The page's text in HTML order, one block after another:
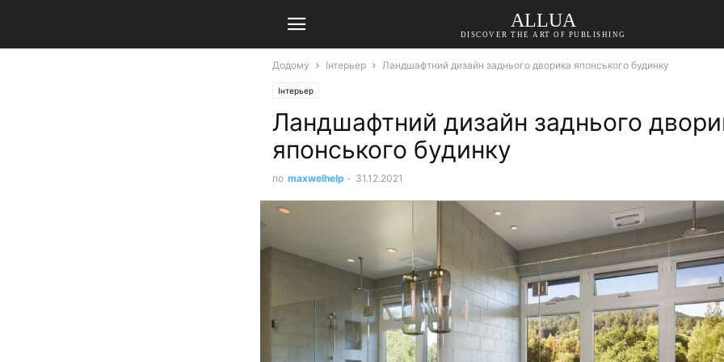
ALLUA
DISCOVER THE ART OF PUBLISHING
Додому Інтерьер Ландшафтний дизайн заднього дворика японського будинку
Інтерьер
Ландшафтний дизайн заднього
японського будинку
по maxwelhelp - 31.12.2021